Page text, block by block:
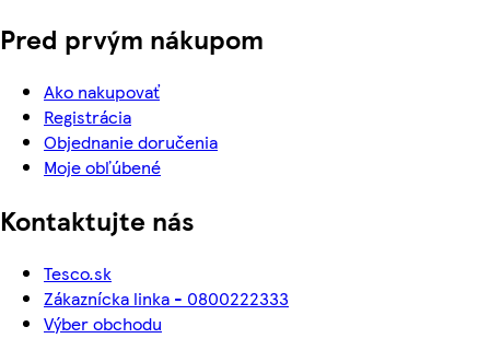
Pred prvým nákupom
Ako nakupovať
Registrácia
Objednanie doručenia
Moje obľúbené
Kontaktujte nás
Tesco.sk
Zákaznícka linka - 0800222333
Výber obchodu